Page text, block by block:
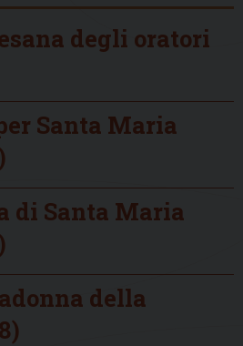
degli oratori
Santa Maria
di Santa Maria
della